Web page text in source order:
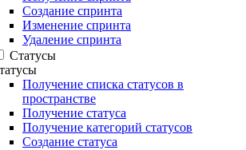
Создание спринта
Изменение спринта
Удаление спринта
Статусы
Получение списка статусов в
пространстве
Получение статуса
Получение категорий статусов
Создание статуса